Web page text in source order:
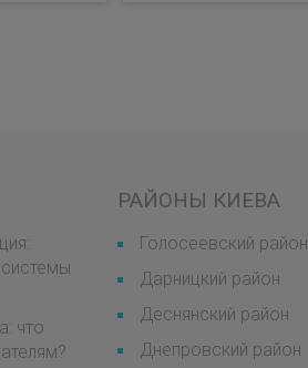
что
РАЙОНЫ КИЕВА
Голосеевский район
Дарницкий район
Деснянский район
Днепровский район